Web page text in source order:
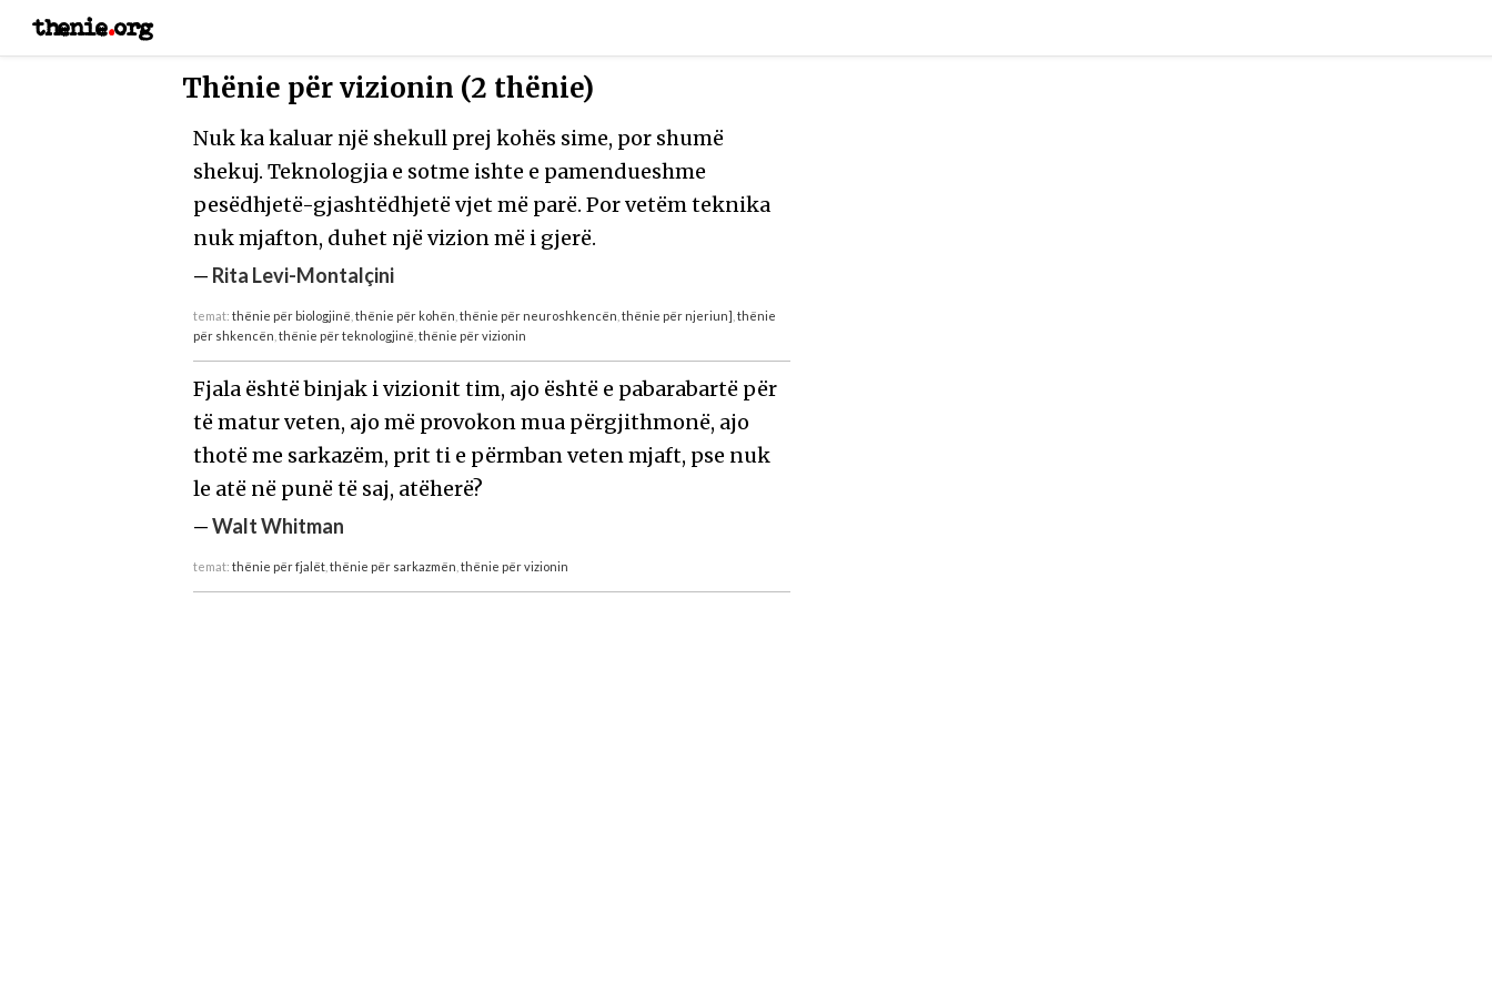
thenie.org
Thënie për vizionin (2 thënie)
Nuk ka kaluar një shekull prej kohës sime, por shumë
shekuj. Teknologjia e sotme ishte e pamendueshme
pesëdhjetë-gjashtëdhjetë vjet më parë. Por vetëm teknika
nuk mjafton, duhet një vizion më i gjerë.
— Rita Levi-Montalçini
temat:thënie për biologjinë ,thënie për kohën ,thënie për neuroshkencën ,thënie për njeriun] ,thënie
për shkencën ,thënie për teknologjinë ,thënie për vizionin
Fjala është binjak i vizionit tim, ajo është e pabarabartë për
të matur veten, ajo më provokon mua përgjithmonë, ajo
thotë me sarkazëm, prit ti e përmban veten mjaft, pse nuk
le atë në punë të saj, atëherë?
—Walt Whitman
temat:thënie për fjalët ,thënie për sarkazmën ,thënie për vizionin